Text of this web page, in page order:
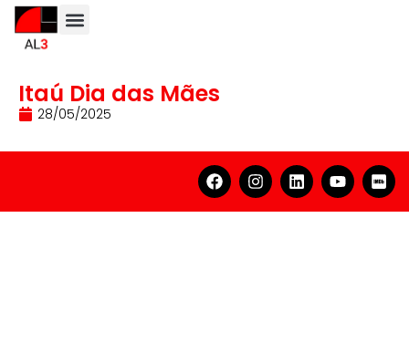
Itaú Dia das Mães
28/05/2025